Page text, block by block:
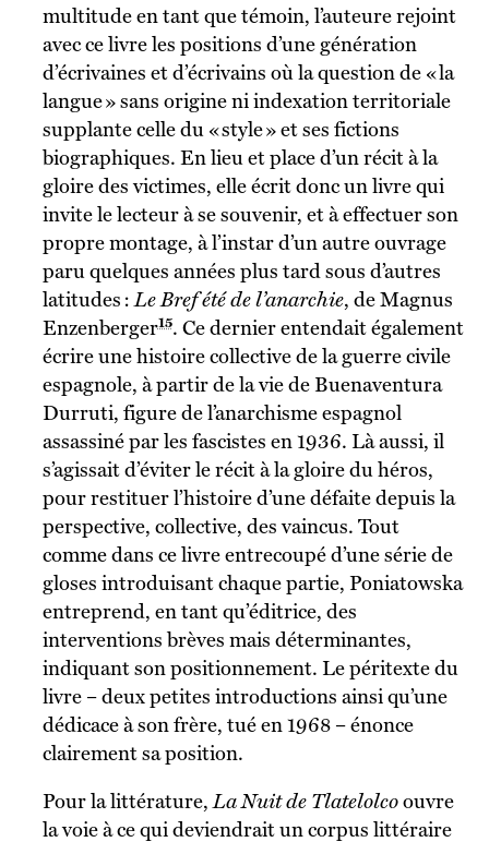
multitude en tant que témoin, l’auteure rejoint
avec ce livre les positions d’une génération
d’écrivaines et d’écrivains où la question de « la
langue » sans origine ni indexation territoriale
supplante celle du « style » et ses fictions
biographiques. En lieu et place d’un récit à la
gloire des victimes, elle écrit donc un livre qui
invite le lecteur à se souvenir, et à effectuer son
propre montage, à l’instar d’un autre ouvrage
paru quelques années plus tard sous d’autres
latitudes : Le Bref été de l’anarchie, de Magnus
Enzenberger15. Ce dernier entendait également
écrire une histoire collective de la guerre civile
espagnole, à partir de la vie de Buenaventura
Durruti, figure de l’anarchisme espagnol
assassiné par les fascistes en 1936. Là aussi, il
s’agissait d’éviter le récit à la gloire du héros,
pour restituer l’histoire d’une défaite depuis la
perspective, collective, des vaincus. Tout
comme dans ce livre entrecoupé d’une série de
gloses introduisant chaque partie, Poniatowska
entreprend, en tant qu’éditrice, des
interventions brèves mais déterminantes,
indiquant son positionnement. Le péritexte du
livre – deux petites introductions ainsi qu’une
dédicace à son frère, tué en 1968 – énonce
clairement sa position.
Pour la littérature, La Nuit de Tlatelolcoouvre
la voie à ce qui deviendrait un corpus littéraire